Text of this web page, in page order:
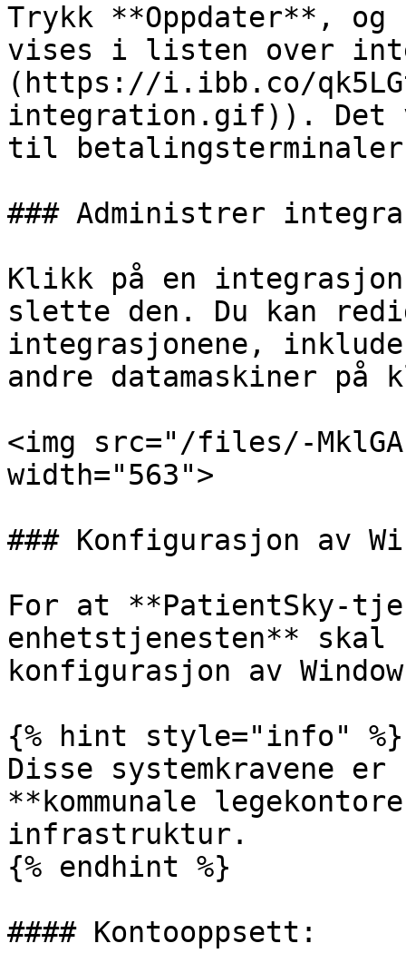
‌Trykk **Oppdater**, og
vises i listen over
(https://i.ibb.co/
integration.gif)). Det
til betalingsterminaler
### Administrer
Klikk på en
slette den. Du kan
integrasjonene,
andre datamaskiner på
<img src="/files/-
width="563">
### Konfigurasjon av
For at **PatientSky-
enhetstjenesten** skal
konfigurasjon av
{% hint style="info" %}
Disse systemkravene
**kommunale
infrastruktur.
{% endhint %}
#### Kontooppsett: